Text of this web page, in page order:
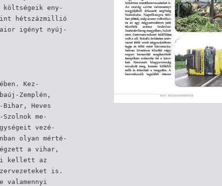
eny-
hétszázmillió
igényt nyúj-
Kez-
Zemplén,
Bihar, Heves
Szolnok me-
vezé-
olyan mérté-
a vihar,
kellett az
is.
valamennyi